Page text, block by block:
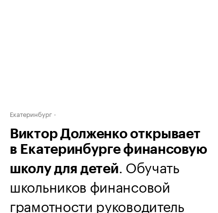
Екатеринбург
Виктор Долженко открывает
в Екатеринбурге финансовую
школу для детей. Обучать
школьников финансовой
грамотности руководитель